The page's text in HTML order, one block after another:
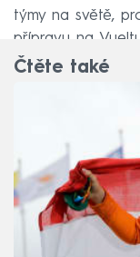
týmy na světě,
přípravu na
Čtěte také